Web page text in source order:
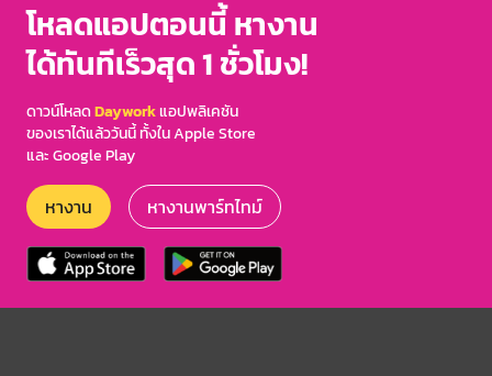
โหลดแอปตอนนี้ หางาน
ได้ทันทีเร็วสุด 1 ชั่วโมง!
ดาวน์โหลดDayworkแอปพลิเคชัน
ของเราได้แล้ววันนี้ ทั้งใน Apple Store
และ Google Play
หางาน หางานพาร์ทไทม์